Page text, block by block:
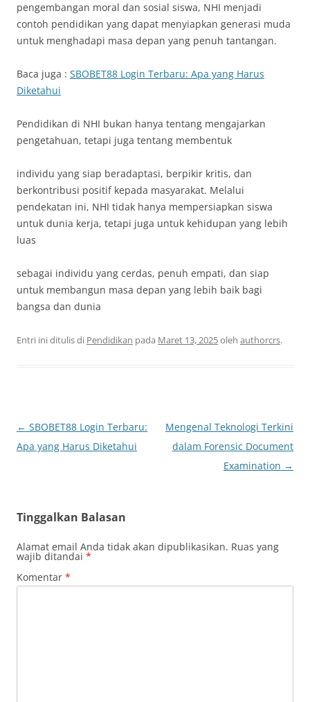
pengembangan moral dan sosial siswa, NHI menjadi
contoh pendidikan yang dapat menyiapkan generasi muda
untuk menghadapi masa depan yang penuh tantangan.
Baca juga : SBOBET88 Login Terbaru: Apa yang Harus
Diketahui
Pendidikan di NHI bukan hanya tentang mengajarkan
pengetahuan, tetapi juga tentang membentuk
individu yang siap beradaptasi, berpikir kritis, dan
berkontribusi positif kepada masyarakat. Melalui
pendekatan ini, NHI tidak hanya mempersiapkan siswa
untuk dunia kerja, tetapi juga untuk kehidupan yang lebih
luas
sebagai individu yang cerdas, penuh empati, dan siap
untuk membangun masa depan yang lebih baik bagi
bangsa dan dunia
Entri ini ditulis di Pendidikan pada Maret 13, 2025oleh authorcrs.
Navigasi
Tulisan
← SBOBET88 Login Terbaru:
Apa yang Harus Diketahui
Mengenal Teknologi Terkini
dalam Forensic Document
Examination →
Tinggalkan Balasan
Alamat email Anda tidak akan dipublikasikan. Ruas yang
wajib ditandai *
Komentar *